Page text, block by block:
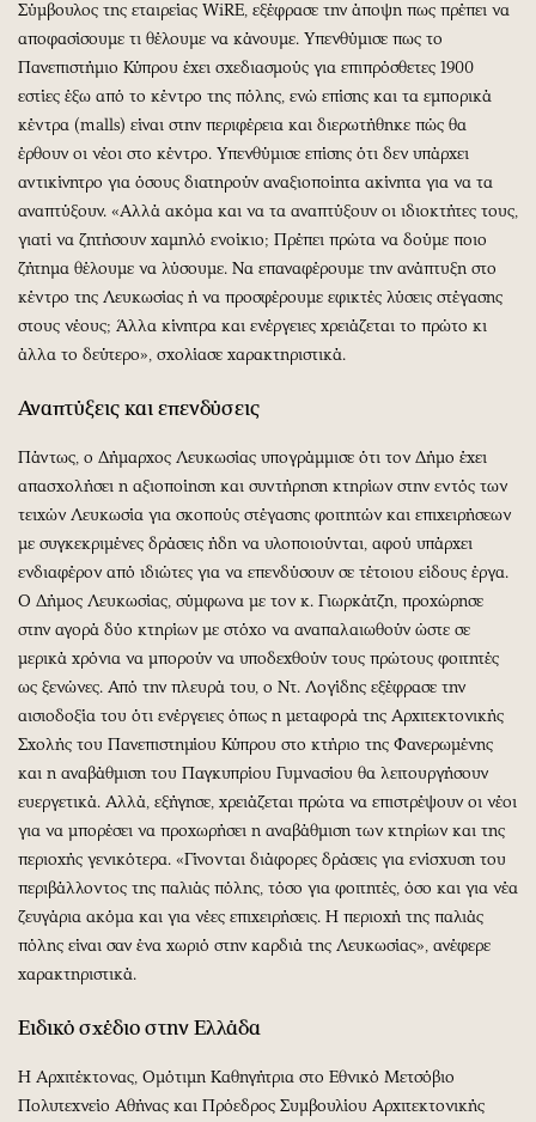
Σύμβουλος της εταιρείας WiRE, εξέφρασε την άποψη πως πρέπει να
αποφασίσουμε τι θέλουμε να κάνουμε. Υπενθύμισε πως το
Πανεπιστήμιο Κύπρου έχει σχεδιασμούς για επιπρόσθετες 1900
εστίες έξω από το κέντρο της πόλης, ενώ επίσης και τα εμπορικά
κέντρα (malls) είναι στην περιφέρεια και διερωτήθηκε πώς θα
έρθουν οι νέοι στο κέντρο. Υπενθύμισε επίσης ότι δεν υπάρχει
αντικίνητρο για όσους διατηρούν αναξιοποίητα ακίνητα για να τα
αναπτύξουν. «Αλλά ακόμα και να τα αναπτύξουν οι ιδιοκτήτες τους,
γιατί να ζητήσουν χαμηλό ενοίκιο; Πρέπει πρώτα να δούμε ποιο
ζήτημα θέλουμε να λύσουμε. Να επαναφέρουμε την ανάπτυξη στο
κέντρο της Λευκωσίας ή να προσφέρουμε εφικτές λύσεις στέγασης
στους νέους; Άλλα κίνητρα και ενέργειες χρειάζεται το πρώτο κι
άλλα το δεύτερο», σχολίασε χαρακτηριστικά.
Αναπτύξεις και επενδύσεις
Πάντως, ο Δήμαρχος Λευκωσίας υπογράμμισε ότι τον Δήμο έχει
απασχολήσει η αξιοποίηση και συντήρηση κτηρίων στην εντός των
τειχών Λευκωσία για σκοπούς στέγασης φοιτητών και επιχειρήσεων
με συγκεκριμένες δράσεις ήδη να υλοποιούνται, αφού υπάρχει
ενδιαφέρον από ιδιώτες για να επενδύσουν σε τέτοιου είδους έργα.
Ο Δήμος Λευκωσίας, σύμφωνα με τον κ. Γιωρκάτζη, προχώρησε
στην αγορά δύο κτηρίων με στόχο να αναπαλαιωθούν ώστε σε
μερικά χρόνια να μπορούν να υποδεχθούν τους πρώτους φοιτητές
ως ξενώνες. Από την πλευρά του, ο Ντ. Λογίδης εξέφρασε την
αισιοδοξία του ότι ενέργειες όπως η μεταφορά της Αρχιτεκτονικής
Σχολής του Πανεπιστημίου Κύπρου στο κτήριο της Φανερωμένης
και η αναβάθμιση του Παγκυπρίου Γυμνασίου θα λειτουργήσουν
ευεργετικά. Αλλά, εξήγησε, χρειάζεται πρώτα να επιστρέψουν οι νέοι
για να μπορέσει να προχωρήσει η αναβάθμιση των κτηρίων και της
περιοχής γενικότερα. «Γίνονται διάφορες δράσεις για ενίσχυση του
περιβάλλοντος της παλιάς πόλης, τόσο για φοιτητές, όσο και για νέα
ζευγάρια ακόμα και για νέες επιχειρήσεις. Η περιοχή της παλιάς
πόλης είναι σαν ένα χωριό στην καρδιά της Λευκωσίας», ανέφερε
χαρακτηριστικά.
Ειδικό σχέδιο στην Ελλάδα
Η Αρχιτέκτονας, Ομότιμη Καθηγήτρια στο Εθνικό Μετσόβιο
Πολυτεχνείο Αθήνας και Πρόεδρος Συμβουλίου Αρχιτεκτονικής